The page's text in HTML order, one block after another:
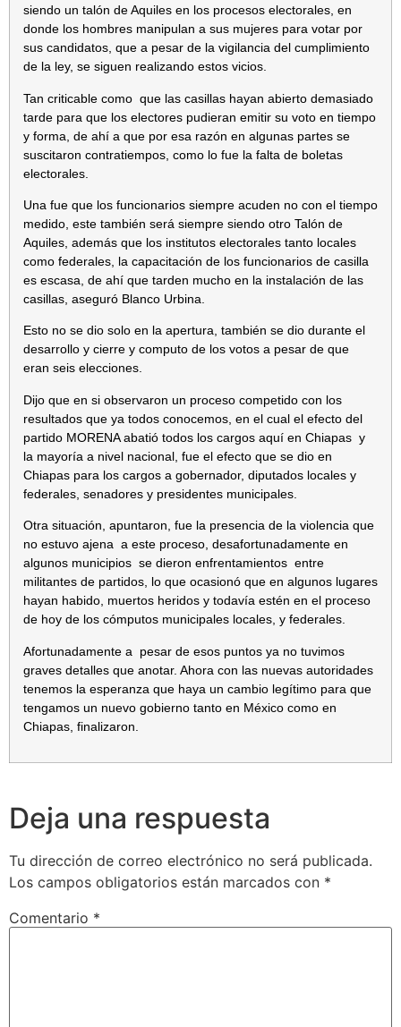
siendo un talón de Aquiles en los procesos electorales, en
donde los hombres manipulan a sus mujeres para votar por
sus candidatos, que a pesar de la vigilancia del cumplimiento
de la ley, se siguen realizando estos vicios.
Tan criticable como que las casillas hayan abierto demasiado
tarde para que los electores pudieran emitir su voto en tiempo
y forma, de ahí a que por esa razón en algunas partes se
suscitaron contratiempos, como lo fue la falta de boletas
electorales.
Una fue que los funcionarios siempre acuden no con el tiempo
medido, este también será siempre siendo otro Talón de
Aquiles, además que los institutos electorales tanto locales
como federales, la capacitación de los funcionarios de casilla
es escasa, de ahí que tarden mucho en la instalación de las
casillas, aseguró Blanco Urbina.
Esto no se dio solo en la apertura, también se dio durante el
desarrollo y cierre y computo de los votos a pesar de que
eran seis elecciones.
Dijo que en si observaron un proceso competido con los
resultados que ya todos conocemos, en el cual el efecto del
partido MORENA abatió todos los cargos aquí en Chiapas y
la mayoría a nivel nacional, fue el efecto que se dio en
Chiapas para los cargos a gobernador, diputados locales y
federales, senadores y presidentes municipales.
Otra situación, apuntaron, fue la presencia de la violencia que
no estuvo ajena a este proceso, desafortunadamente en
algunos municipios se dieron enfrentamientos entre
militantes de partidos, lo que ocasionó que en algunos lugares
hayan habido, muertos heridos y todavía estén en el proceso
de hoy de los cómputos municipales locales, y federales.
Afortunadamente a pesar de esos puntos ya no tuvimos
graves detalles que anotar. Ahora con las nuevas autoridades
tenemos la esperanza que haya un cambio legítimo para que
tengamos un nuevo gobierno tanto en México como en
Chiapas, finalizaron.
Deja una respuesta
Tu dirección de correo electrónico no será publicada.
Los campos obligatorios están marcados con *
Comentario *